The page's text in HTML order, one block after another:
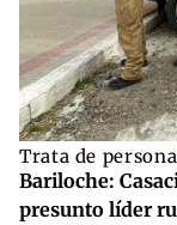
Trata de
Bariloche:
presunto líder